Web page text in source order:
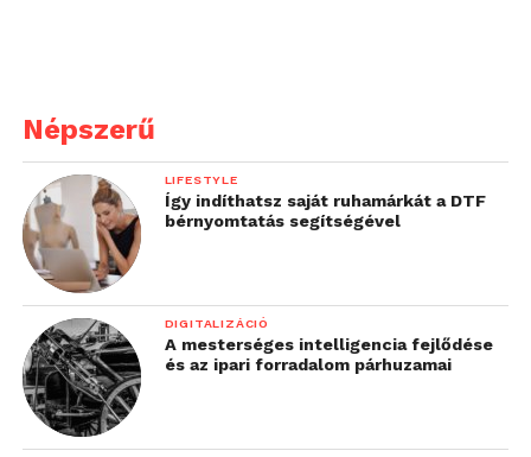
Népszerű
LIFESTYLE
Így indíthatsz saját ruhamárkát a DTF
bérnyomtatás segítségével
DIGITALIZÁCIÓ
A mesterséges intelligencia fejlődése
és az ipari forradalom párhuzamai